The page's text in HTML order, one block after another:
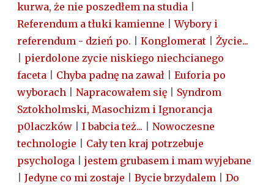
kurwa, że nie poszedłem na studia
Referendum a tłuki kamienne |Wybory i
referendum - dzień po.
Konglomerat
Życie...
pierdolone zycie niskiego niechcianego
faceta
Chyba padnę na zawał
Euforia po
wyborach
Napracowałem się
Syndrom
Sztokholmski, Masochizm i Ignorancja
p0laczków
I babcia też...
Nowoczesne
technologie
Cały ten kraj potrzebuje
psychologa
jestem grubasem i mam wyjebane
Jedyne co mi zostaje Bycie brzydalem
Do